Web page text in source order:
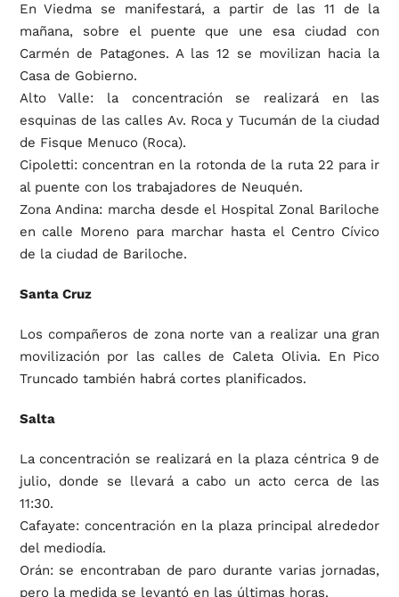
En Viedma se manifestará, a partir de las 11 de la
mañana, sobre el puente que une esa ciudad con
Carmén de Patagones. A las 12 se movilizan hacia la
Casa de Gobierno.
Alto Valle: la concentración se realizará en las
esquinas de las calles Av. Roca y Tucumán de la ciudad
de Fisque Menuco (Roca).
Cipoletti: concentran en la rotonda de la ruta 22 para ir
al puente con los trabajadores de Neuquén.
Zona Andina: marcha desde el Hospital Zonal Bariloche
en calle Moreno para marchar hasta el Centro Cívico
de la ciudad de Bariloche.
Santa Cruz
Los compañeros de zona norte van a realizar una gran
movilización por las calles de Caleta Olivia. En Pico
Truncado también habrá cortes planificados.
Salta
La concentración se realizará en la plaza céntrica 9 de
julio, donde se llevará a cabo un acto cerca de las
11:30.
Cafayate: concentración en la plaza principal alrededor
del mediodía.
Orán: se encontraban de paro durante varias jornadas,
pero la medida se levantó en las últimas horas.